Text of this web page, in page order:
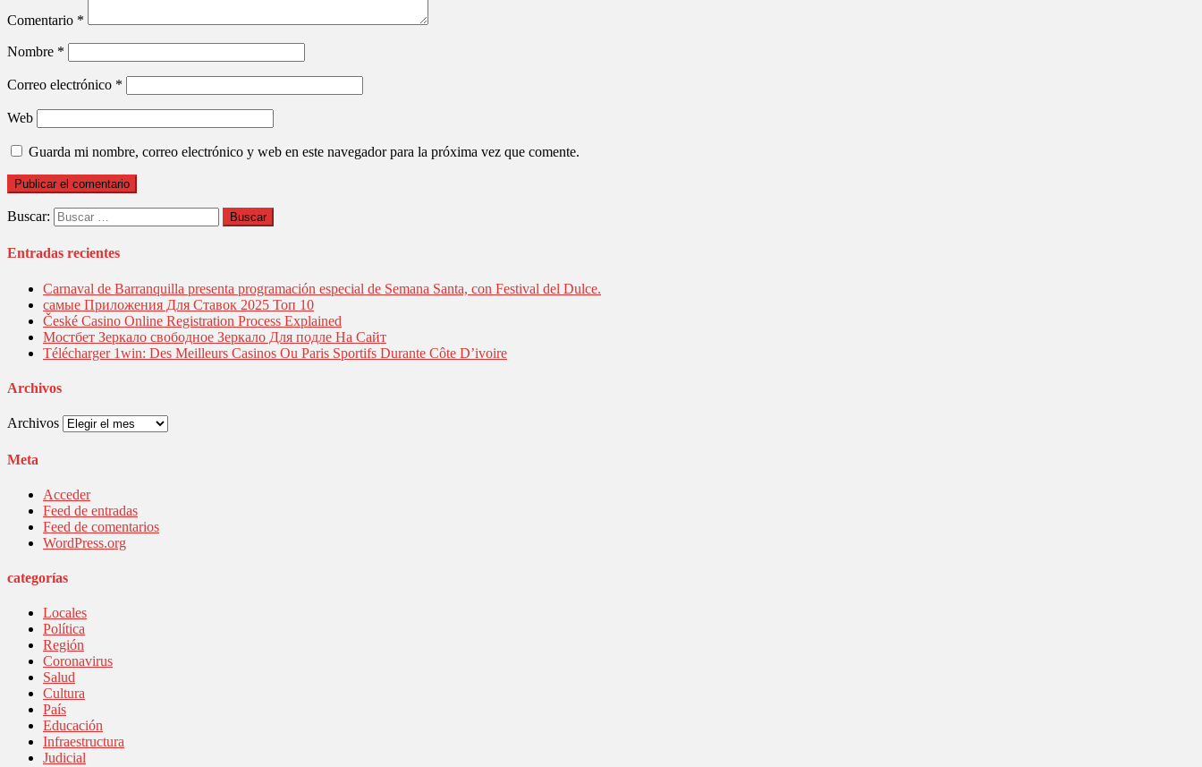
Comentario *
Nombre *
Correo electrónico *
Web
Guarda mi nombre, correo electrónico y web en este navegador para la próxima vez que comente.
Buscar:
Entradas recientes
Carnaval de Barranquilla presenta programación especial de Semana Santa, con Festival del Dulce.
самые Приложения Для Ставок 2025 Топ 10
České Casino Online Registration Process Explained
Мостбет Зеркало свободное Зеркало Для подле На Сайт
Télécharger 1win: Des Meilleurs Casinos Ou Paris Sportifs Durante Côte D’ivoire
Archivos
Archivos
Meta
Acceder
Feed de entradas
Feed de comentarios
WordPress.org
categorías
Locales
Política
Región
Coronavirus
Salud
Cultura
País
Educación
Infraestructura
Judicial